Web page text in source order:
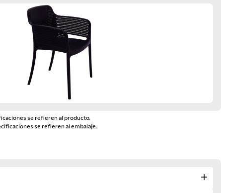
se refieren al producto.
se refieren al embalaje.